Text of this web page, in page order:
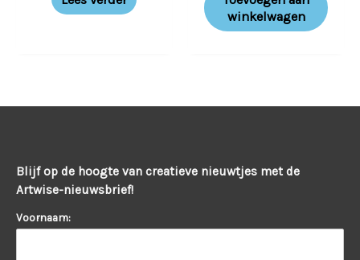
winkelwagen
Blijf op de hoogte van creatieve nieuwtjes met de
Artwise-nieuwsbrief!
Voornaam: